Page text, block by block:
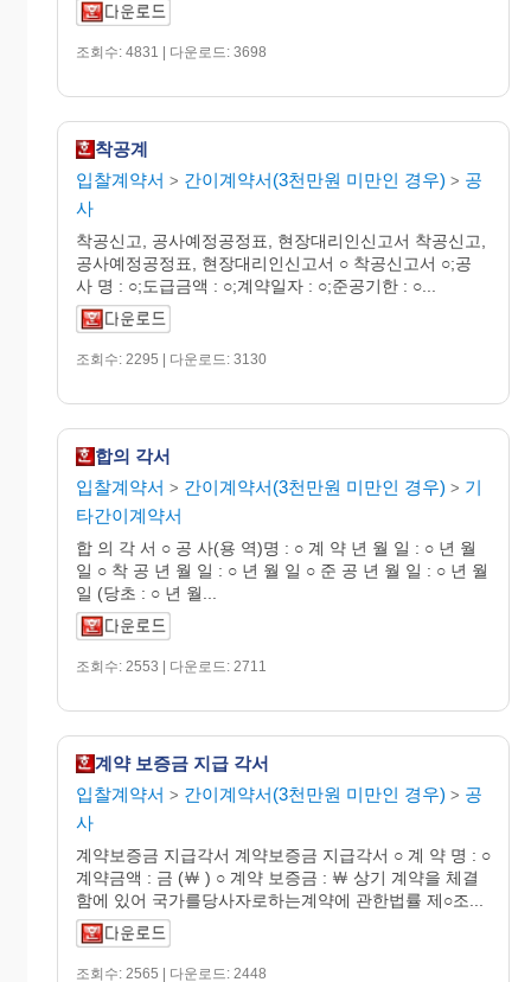
조회수: 4831 | 다운로드: 3698
착공계
입찰계약서 > 간이계약서(3천만원 미만인 경우) > 공
사
착공신고, 공사예정공정표, 현장대리인신고서 착공신고,
공사예정공정표, 현장대리인신고서 ○ 착공신고서 ○;공
사 명 : ○;도급금액 : ○;계약일자 : ○;준공기한 : ○...
조회수: 2295 | 다운로드: 3130
합의 각서
입찰계약서 > 간이계약서(3천만원 미만인 경우) > 기
타간이계약서
합 의 각 서 ○ 공 사(용 역)명 : ○ 계 약 년 월 일 : ○ 년 월
일 ○ 착 공 년 월 일 : ○ 년 월 일 ○ 준 공 년 월 일 : ○ 년 월
일 (당초 : ○ 년 월...
조회수: 2553 | 다운로드: 2711
계약 보증금 지급 각서
입찰계약서 > 간이계약서(3천만원 미만인 경우) > 공
사
계약보증금 지급각서 계약보증금 지급각서 ○ 계 약 명 : ○
계약금액 : 금 (￦ ) ○ 계약 보증금 : ￦ 상기 계약을 체결
함에 있어 국가를당사자로하는계약에 관한법률 제○조...
조회수: 2565 | 다운로드: 2448